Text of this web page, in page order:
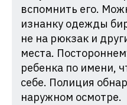
вспомнить его.
изнанку одежды
не на рюкзак и
места.
ребенка по имени,
себе. Полиция
наружном осмотре.